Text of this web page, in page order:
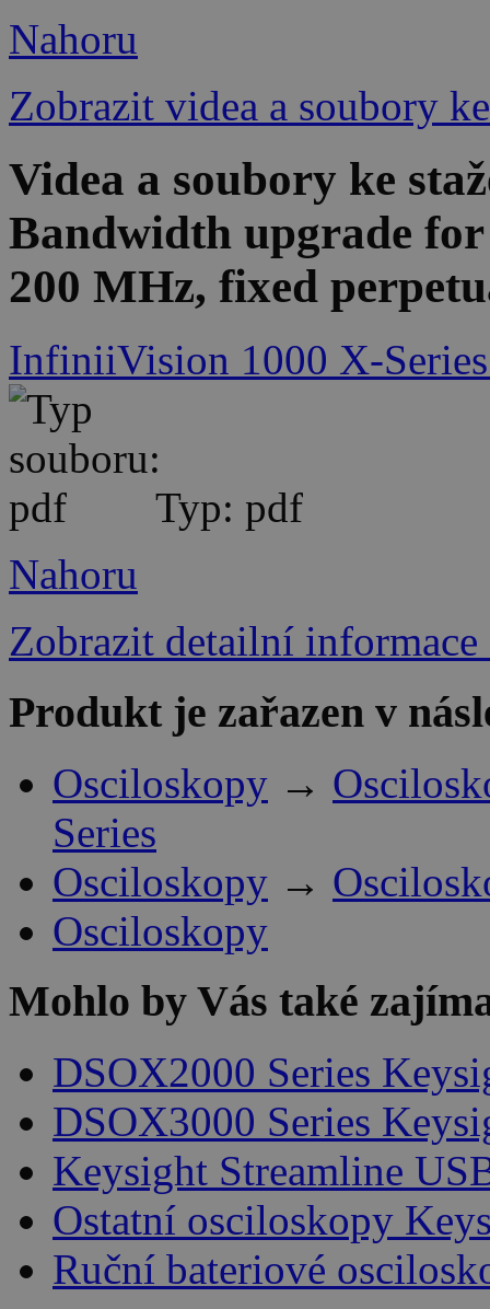
Nahoru
Zobrazit videa a soubory
Videa a soubory ke
Bandwidth upgrade
200 MHz, fixed
InfiniiVision 1000 X-
Typ: pdf
Nahoru
Zobrazit detailní informace
Produkt je zařazen v
Osciloskopy →
Series
Osciloskopy →
Osciloskopy
Mohlo by Vás také
DSOX2000 Series
DSOX3000 Series
Keysight Streamline
Ostatní osciloskopy
Ruční bateriové